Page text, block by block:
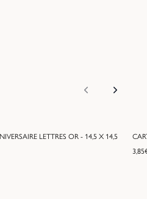
LETTRES OR - 14,5 X 14,5
3,85